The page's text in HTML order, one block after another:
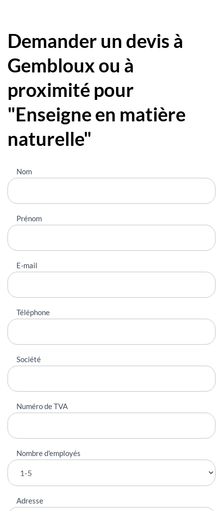
Demander un devis à
Gembloux ou à
proximité pour
"Enseigne en matière
naturelle"
Nous
contacter
Nom
Prénom
E-mail
Téléphone
Société
Numéro de TVA
Nombre d'employés
Adresse